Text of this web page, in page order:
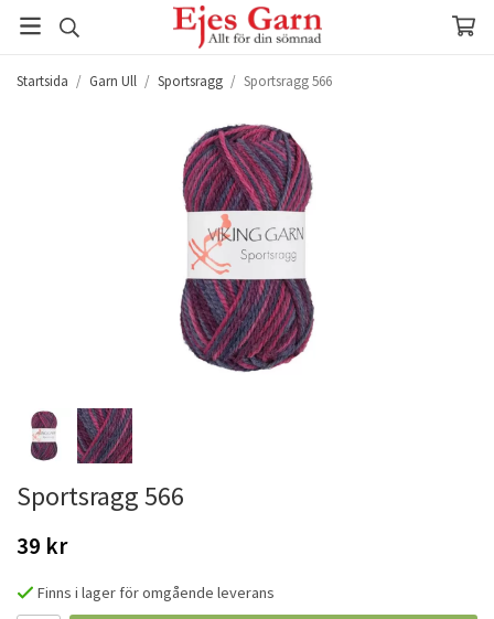
Startsida / Garn Ull / Sportsragg / Sportsragg 566
Sportsragg 566
39 kr
Finns i lager för omgående leverans